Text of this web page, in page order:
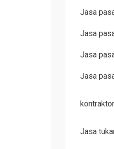
Jasa
Jasa
Jasa
Jasa
Jasa